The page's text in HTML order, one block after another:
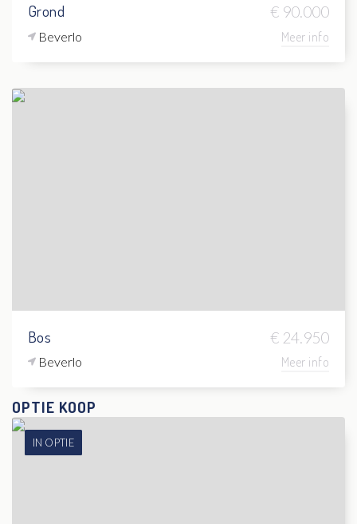
Grond € 90.000
Beverlo Meer info
Bos € 24.950
Beverlo Meer info
OPTIE KOOP
IN OPTIE